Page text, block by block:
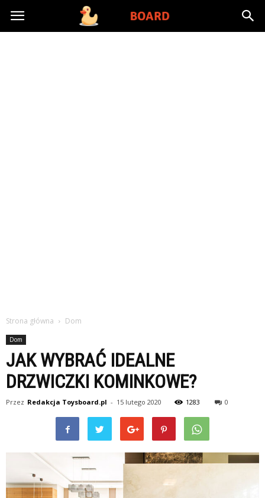
Toysboard.pl
Strona główna Dom
Dom
JAK WYBRAĆ IDEALNE
DRZWICZKI KOMINKOWE?
Przez Redakcja Toysboard.pl - 15 lutego 2020 1283 0